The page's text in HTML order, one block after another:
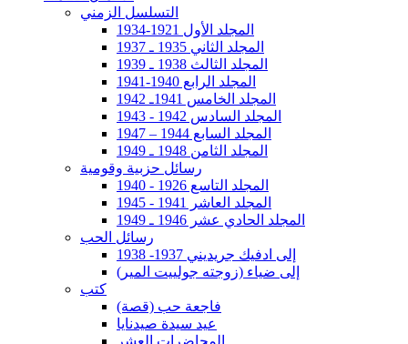
التسلسل الزمني
المجلد الأول 1921-1934
المجلد الثاني 1935 ـ 1937
المجلد الثالث 1938 ـ 1939
المجلد الرابع 1940-1941
المجلد الخامس 1941ـ 1942
المجلد السادس 1942 - 1943
المجلد السابع 1944 – 1947
المجلد الثامن 1948 ـ 1949
رسائل حزبية وقومية
المجلد التاسع 1926 - 1940
المجلد العاشر 1941 - 1945
المجلد الحادي عشر 1946 ـ 1949
رسائل الحب
إلى ادفيك جريديني 1937- 1938
إلى ضياء (زوجته جولييت المير)
كتب
فاجعة حب (قصة)
عيد سيدة صيدنايا